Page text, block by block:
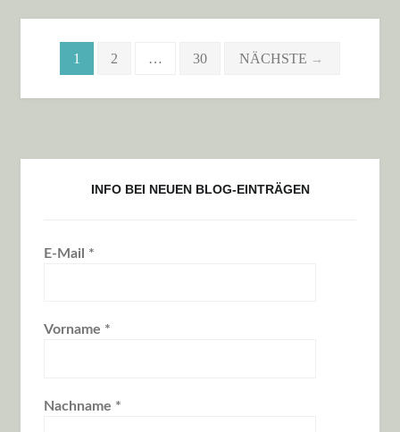
Beitragsnavigation
1 2 … 30 NÄCHSTE →
INFO BEI NEUEN BLOG-EINTRÄGEN
E-Mail *
Vorname *
Nachname *